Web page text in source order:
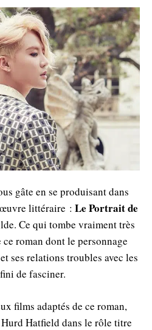
gâte en se produisant dans
littéraire : Le Portrait de
Ce qui tombe vraiment très
roman dont le personnage
ses relations troubles avec les
de fasciner.
films adaptés de ce roman,
Hatfield dans le rôle titre